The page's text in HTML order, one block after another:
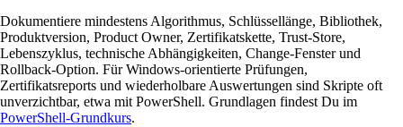
Dokumentiere mindestens Algorithmus, Schlüssellänge, Bibliothek,
Produktversion, Product Owner, Zertifikatskette, Trust-Store,
Lebenszyklus, technische Abhängigkeiten, Change-Fenster und
Rollback-Option. Für Windows-orientierte Prüfungen,
Zertifikatsreports und wiederholbare Auswertungen sind Skripte oft
unverzichtbar, etwa mit PowerShell. Grundlagen findest Du im
PowerShell-Grundkurs.